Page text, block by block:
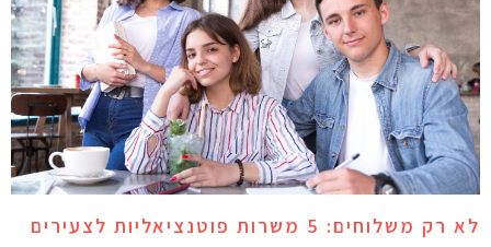
רק משלוחים: 5 משרות פוטנציאליות לצעירים